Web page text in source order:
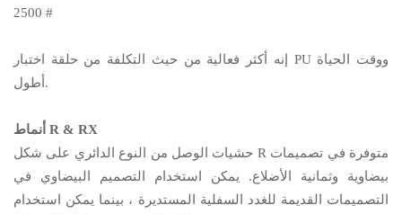
2500 #
إنه أكثر فعالية من حيث التكلفة من حلقة اختبار PU ووقت الحياة
أطول.
أنماط R & RX
حشيات الوصل من النوع الدائري على شكل R متوفرة في تصميمات
بيضاوية وثمانية الأضلاع. يمكن استخدام التصميم البيضاوي في
التصميمات القديمة للغدد السفلية المستديرة ، بينما يمكن استخدام